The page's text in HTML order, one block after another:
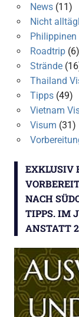
News(11)
Nicht
Philippinen
Roadtrip(6)
Strände
Thailand
Tipps(49)
Vietnam
Visum (31)
EXKLUSIV
NACH
TIPPS. IM
ANSTATT